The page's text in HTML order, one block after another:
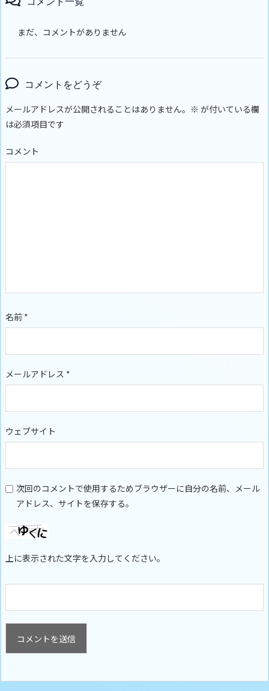
まだ、コメントがありません
コメントをどうぞ
メールアドレスが公開されることはありません。 ※ が付いている欄
は必須項目です
コメント
名前 *
メールアドレス *
ウェブサイト
次回のコメントで使用するためブラウザーに自分の名前、メール
アドレス、サイトを保存する。
上に表示された文字を入力してください。